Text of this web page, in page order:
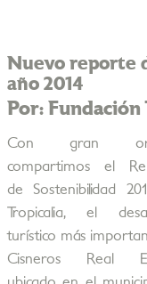
Nuevo reporte
año 2014
Por:
Con gran
compartimos el
de Sostenibilidad
Tropicalia, el
turístico más
Cisneros Real